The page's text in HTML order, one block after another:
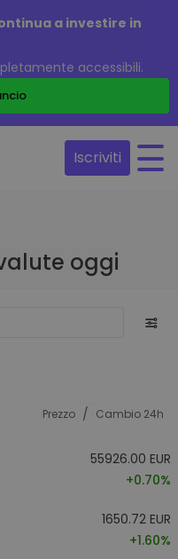
a investire in
accessibili.
Iscriviti
oggi
Prezzo / Cambio 24h
55926.00 EUR
+0.70%
1650.72 EUR
+1.60%